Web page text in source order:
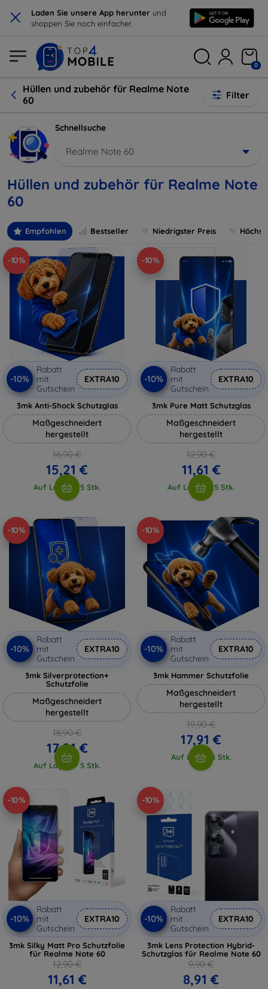
× Laden Sie unsere App herunter und
shoppen Sie noch einfacher.
0
Hüllen und zubehör für Realme Note
60
Filter
Schnellsuche
Realme Note 60
Hüllen und zubehör für Realme Note
60
Empfohlen Bestseller Niedrigster Preis
-10%
-10%
Rabatt
mit
Gutschein
EXTRA10
3mk Anti-Shock Schutzglas
Maßgeschneidert
hergestellt
16,90 €
15,21 €
Auf Lager > 5 Stk.
-10%
-10%
Rabatt
mit
Gutschein
EXTRA10
3mk Pure Matt Schutzglas
Maßgeschneidert
hergestellt
12,90 €
11,61 €
Auf Lager > 5 Stk.
-10%
-10%
Rabatt
mit
Gutschein
EXTRA10
3mk Silverprotection+
Schutzfolie
Maßgeschneidert
hergestellt
18,90 €
17,01 €
Auf Lager > 5 Stk.
-10%
-10%
Rabatt
mit
Gutschein
EXTRA10
3mk Hammer Schutzfolie
Maßgeschneidert
hergestellt
19,90 €
17,91 €
Auf Lager 3 Stk.
-10%
-10%
Rabatt
mit
Gutschein
EXTRA10
3mk Silky Matt Pro Schutzfolie
für Realme Note 60
12,90 €
11,61 €
-10%
-10%
Rabatt
mit
Gutschein
EXTRA10
3mk Lens Protection Hybrid-
Schutzglas für Realme Note 60
9,90 €
8,91 €